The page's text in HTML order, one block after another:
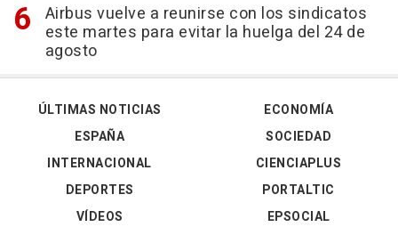
Airbus vuelve a reunirse con los sindicatos
este martes para evitar la huelga del 24 de
agosto
ÚLTIMAS NOTICIAS
ESPAÑA
INTERNACIONAL
DEPORTES
VÍDEOS
ECONOMÍA
SOCIEDAD
CIENCIAPLUS
PORTALTIC
EPSOCIAL